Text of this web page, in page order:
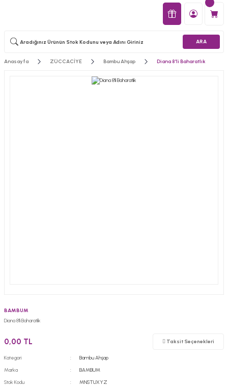
ARA
Anasayfa ZÜCCACİYE Bambu Ahşap Diana 8'li Baharatlık
BAMBUM
Diana 8'li Baharatlık
0,00 TL Taksit Seçenekleri
Kategori
Bambu Ahşap
Marka
BAMBUM
Stok Kodu
MNSTUXYZ